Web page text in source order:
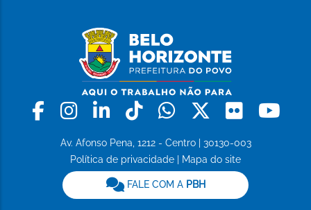
Facebook
Instagram
LinkedinTiktokWhatsapp
X Flickr
Av. Afonso Pena, 1212 - Centro | 30130-003
Política de privacidade
Mapa do site
FALE COM A PBH